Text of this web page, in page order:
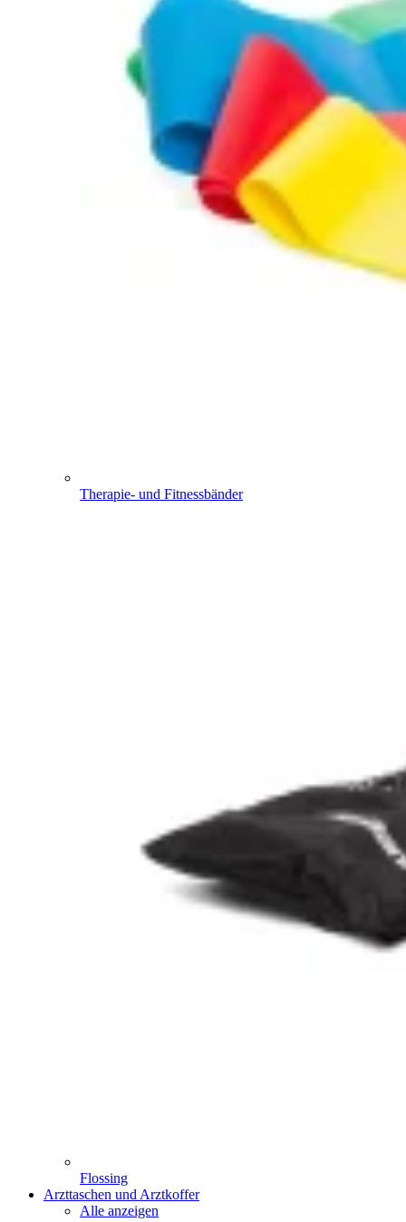
Therapie- und Fitnessbänder
Flossing
Arzttaschen und Arztkoffer
Alle anzeigen